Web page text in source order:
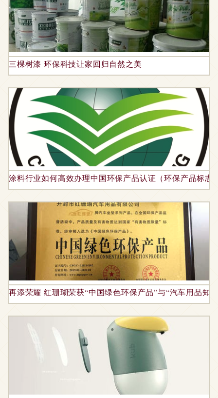
三棵树漆 环保科技让家回归自然之美
涂料行业如何高效办理中国环保产品认证（环保产品标志
再添荣耀 红珊瑚荣获“中国绿色环保产品”与“汽车用品知